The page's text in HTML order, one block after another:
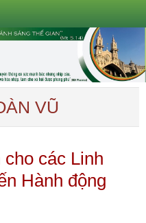
VŨ
các Linh
Hành động